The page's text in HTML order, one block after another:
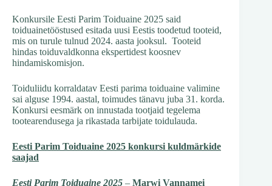
Konkursile Eesti Parim Toiduaine 2025 said
toiduainetööstused esitada uusi Eestis toodetud tooteid,
mis on turule tulnud 2024. aasta jooksul. Tooteid
hindas toiduvaldkonna ekspertidest koosnev
hindamiskomisjon.
Toiduliidu korraldatav Eesti parima toiduaine valimine
sai alguse 1994. aastal, toimudes tänavu juba 31. korda.
Konkursi eesmärk on innustada tootjaid tegelema
tootearendusega ja rikastada tarbijate toidulauda.
Eesti Parim Toiduaine 2025 konkursi kuldmärkide
saajad
Eesti Parim Toiduaine 2025 – Marwi Vannamei